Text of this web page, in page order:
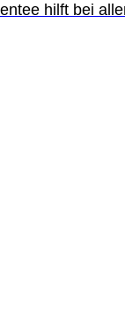
hilft bei